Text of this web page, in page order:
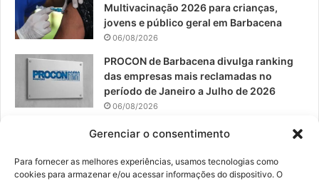
Gerenciar o consentimento
Para fornecer as melhores experiências, usamos tecnologias como
cookies para armazenar e/ou acessar informações do dispositivo. O
Multivacinação 2026 para crianças,
jovens e público geral em Barbacena
06/08/2026
PROCON de Barbacena divulga ranking
das empresas mais reclamadas no
período de Janeiro a Julho de 2026
06/08/2026
Prefeitura convoca organizações de
Resíduos Sólidos
05/08/2026